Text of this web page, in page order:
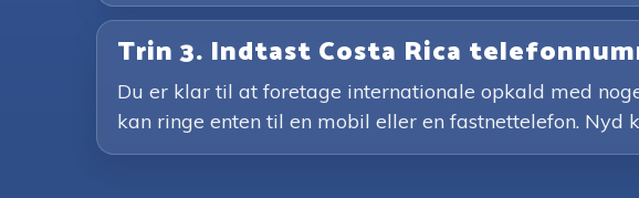
Trin 3. Indtast Costa Rica
Du er klar til at foretage internationale opkald med
kan ringe enten til en mobil eller en fastnettelefon.